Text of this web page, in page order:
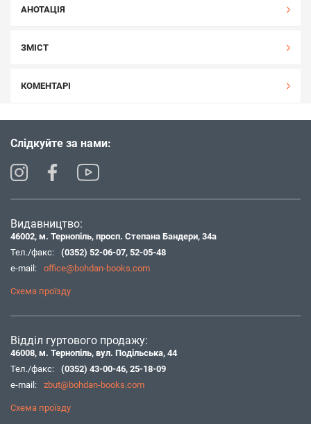
АНОТАЦІЯ
ЗМІСТ
КОМЕНТАРІ
Слідкуйте за нами:
Видавництво:
46002, м. Тернопіль, просп. Степана Бандери, 34а
Тел./факс:
(0352) 52-06-07, 52-05-48
e-mail:
office@bohdan-books.com
Схема проїзду
Відділ гуртового продажу:
46008, м. Тернопіль, вул. Подільська, 44
Тел./факс:
(0352) 43-00-46, 25-18-09
e-mail:
zbut@bohdan-books.com
Схема проїзду